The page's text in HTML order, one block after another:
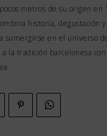
metros de su origen en
historia, degustación
sumergirse en el universo
la tradición barcelonesa